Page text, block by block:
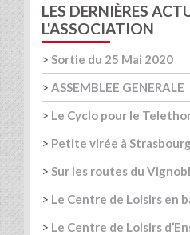
LES DERNIÈRES
L'ASSOCIATION
> Sortie du 25 Mai 2020
> ASSEMBLEE GENERALE
> Le Cyclo pour le
> Petite virée à
> Sur les routes du
> Le Centre de Loisirs en
> Le Centre de Loisirs